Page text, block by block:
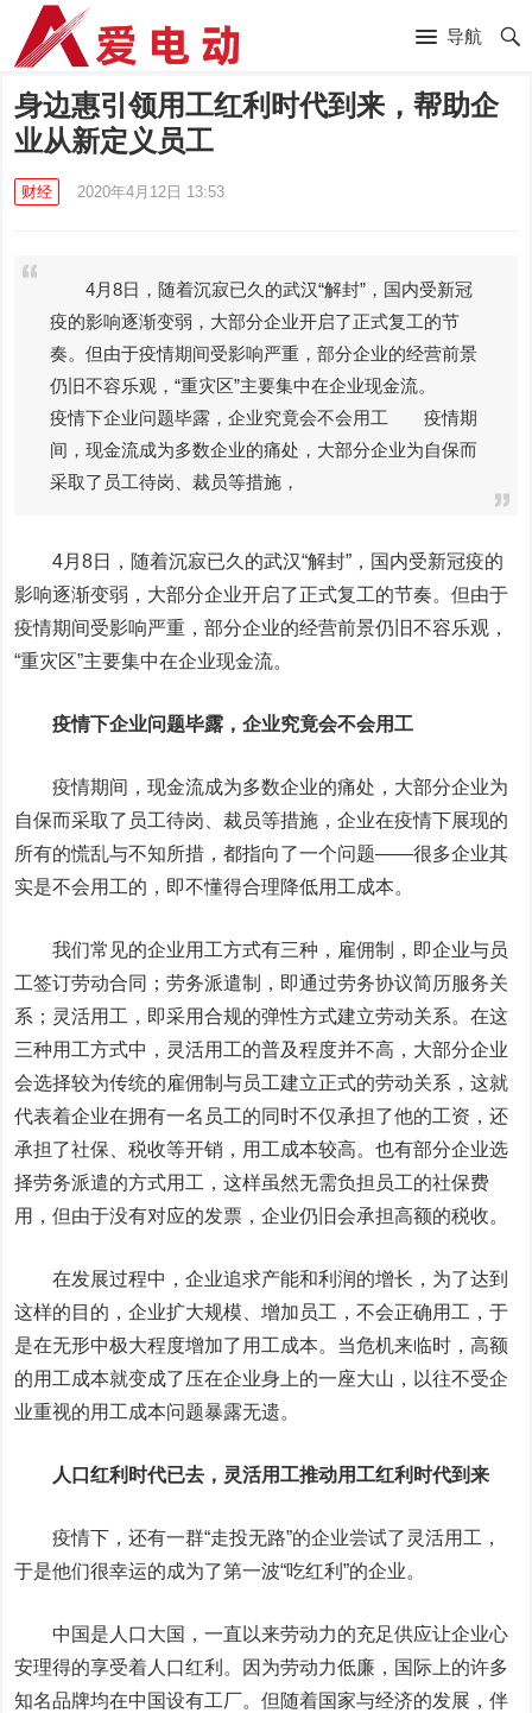
导航
身边惠引领用工红利时代到来，帮助企
业从新定义员工
财经 2020年4月12日 13:53
4月8日，随着沉寂已久的武汉“解封”，国内受新冠
疫的影响逐渐变弱，大部分企业开启了正式复工的节
奏。但由于疫情期间受影响严重，部分企业的经营前景
仍旧不容乐观，“重灾区”主要集中在企业现金流。
疫情下企业问题毕露，企业究竟会不会用工 疫情期
间，现金流成为多数企业的痛处，大部分企业为自保而
采取了员工待岗、裁员等措施，
4月8日，随着沉寂已久的武汉“解封”，国内受新冠疫的
影响逐渐变弱，大部分企业开启了正式复工的节奏。但由于
疫情期间受影响严重，部分企业的经营前景仍旧不容乐观，
“重灾区”主要集中在企业现金流。
疫情下企业问题毕露，企业究竟会不会用工
疫情期间，现金流成为多数企业的痛处，大部分企业为
自保而采取了员工待岗、裁员等措施，企业在疫情下展现的
所有的慌乱与不知所措，都指向了一个问题——很多企业其
实是不会用工的，即不懂得合理降低用工成本。
我们常见的企业用工方式有三种，雇佣制，即企业与员
工签订劳动合同；劳务派遣制，即通过劳务协议简历服务关
系；灵活用工，即采用合规的弹性方式建立劳动关系。在这
三种用工方式中，灵活用工的普及程度并不高，大部分企业
会选择较为传统的雇佣制与员工建立正式的劳动关系，这就
代表着企业在拥有一名员工的同时不仅承担了他的工资，还
承担了社保、税收等开销，用工成本较高。也有部分企业选
择劳务派遣的方式用工，这样虽然无需负担员工的社保费
用，但由于没有对应的发票，企业仍旧会承担高额的税收。
在发展过程中，企业追求产能和利润的增长，为了达到
这样的目的，企业扩大规模、增加员工，不会正确用工，于
是在无形中极大程度增加了用工成本。当危机来临时，高额
的用工成本就变成了压在企业身上的一座大山，以往不受企
业重视的用工成本问题暴露无遗。
人口红利时代已去，灵活用工推动用工红利时代到来
疫情下，还有一群“走投无路”的企业尝试了灵活用工，
于是他们很幸运的成为了第一波“吃红利”的企业。
中国是人口大国，一直以来劳动力的充足供应让企业心
安理得的享受着人口红利。因为劳动力低廉，国际上的许多
知名品牌均在中国设有工厂。但随着国家与经济的发展，伴